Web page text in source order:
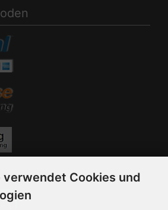
verwendet Cookies und